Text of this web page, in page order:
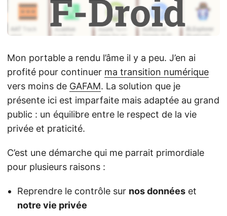
Mon portable a rendu l’âme il y a peu. J’en ai
profité pour continuer ma transition numérique
vers moins de GAFAM. La solution que je
présente ici est imparfaite mais adaptée au grand
public : un équilibre entre le respect de la vie
privée et praticité.
C’est une démarche qui me parrait primordiale
pour plusieurs raisons :
Reprendre le contrôle sur nos données et
notre vie privée